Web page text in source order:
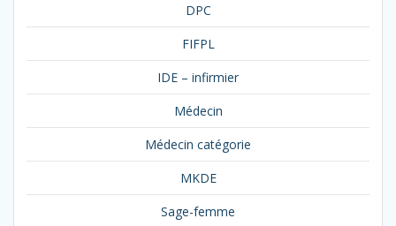
DPC
FIFPL
IDE – infirmier
Médecin
Médecin catégorie
MKDE
Sage-femme